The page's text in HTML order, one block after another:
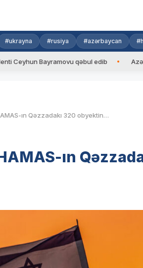
#ukrayna #rusiya #azərbaycan
Bayramovu qəbul edib
İsrail ötən gün HAMAS-ın Qəzzadakı 320 obyektinə zərbə endirib
ın